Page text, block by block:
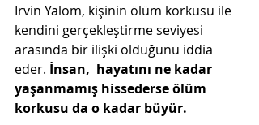
Irvin Yalom, kişinin ölüm korkusu ile
kendini gerçekleştirme seviyesi
arasında bir ilişki olduğunu iddia
eder. İnsan,  hayatını ne kadar
yaşanmamış hissederse ölüm
korkusu da o kadar büyür.